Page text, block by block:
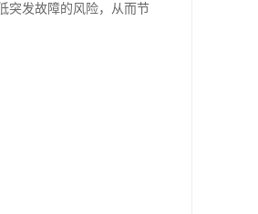
突发故障的风险，从而节